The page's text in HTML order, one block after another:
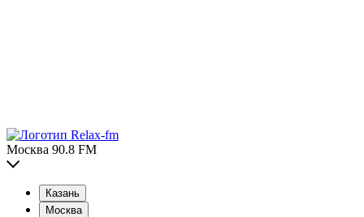
Москва 90.8 FM
Казань
Москва